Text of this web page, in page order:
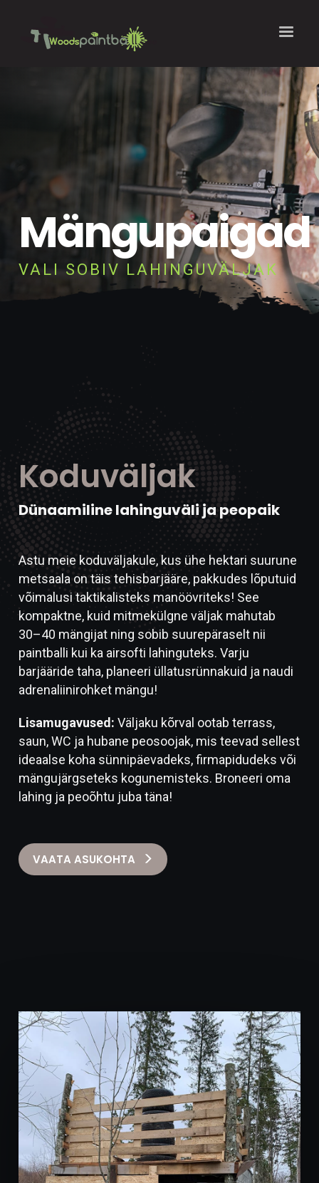
Mängupaigad
VALI SOBIV LAHINGUVÄLJAK
Koduväljak
Dünaamiline lahinguväli ja peopaik
Astu meie koduväljakule, kus ühe hektari suurune
metsaala on täis tehisbarjääre, pakkudes lõputuid
võimalusi taktikalisteks manöövriteks! See
kompaktne, kuid mitmekülgne väljak mahutab
30–40 mängijat ning sobib suurepäraselt nii
paintballi kui ka airsofti lahinguteks. Varju
barjääride taha, planeeri üllatusrünnakuid ja naudi
adrenaliinirohket mängu!
Lisamugavused: Väljaku kõrval ootab terrass,
saun, WC ja hubane peosoojak, mis teevad sellest
ideaalse koha sünnipäevadeks, firmapidudeks või
mängujärgseteks kogunemisteks. Broneeri oma
lahing ja peoõhtu juba täna!
VAATA ASUKOHTA